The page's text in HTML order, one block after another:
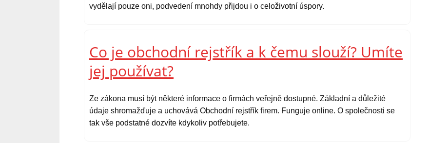
vydělají pouze oni, podvedení mnohdy přijdou i o celoživotní úspory.
Co je obchodní rejstřík a k čemu slouží? Umíte
jej používat?
Ze zákona musí být některé informace o firmách veřejně dostupné. Základní a důležité
údaje shromažďuje a uchovává Obchodní rejstřík firem. Funguje online. O společnosti se
tak vše podstatné dozvíte kdykoliv potřebujete.